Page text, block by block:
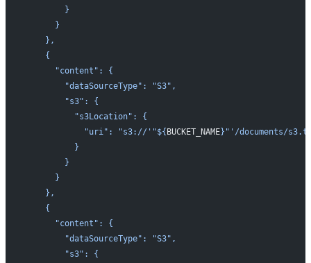
        }
      }
    },
    {
      "content": {
        "dataSourceType": "S3",
        "s3": {
          "s3Location": {
            "uri": "s3://'"${
BUCKET_NAME}"'/documents/
          }
        }
      }
    },
    {
      "content": {
        "dataSourceType": "S3",
        "s3": {